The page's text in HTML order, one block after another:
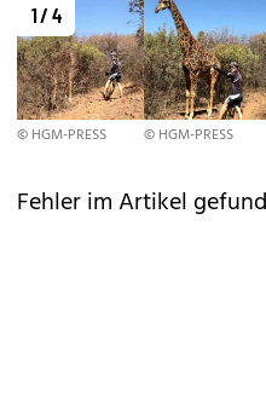
1 / 4
© HGM-PRESS © HGM-PRESS
Fehler im Artikel